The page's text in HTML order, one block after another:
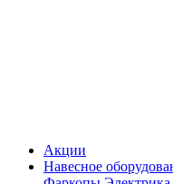
Акции
Навесное